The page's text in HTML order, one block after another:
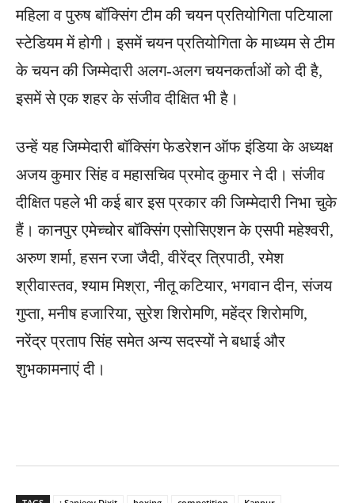
महिला व पुरुष बॉ​क्सिंग टीम की चयन प्रतियोगिता पटियाला
स्टेडियम में होगी। इसमें चयन प्रतियोगिता के माध्यम से टीम
के चयन की जिम्मेदारी अलग-अलग चयनकर्ताओं को दी है,
इसमें से एक शहर के संजीव दी​क्षित भी है।
उन्हें यह जिम्मेदारी बॉ​क्सिंग फेडरेशन ऑफ इंडिया के अध्यक्ष
अजय कुमार सिंह व महासचिव प्रमोद कुमार ने दी। संजीव
दीक्षित पहले भी कई बार इस प्रकार की जिम्मेदारी निभा चुके
हैं। कानपुर एमेच्चोर बॉ​क्सिंग एसोसिएशन के एसपी महेश्वरी,
अरुण शर्मा, हसन रजा जैदी, वीरेंद्र त्रिपाठी, रमेश
श्रीवास्तव, श्याम मिश्रा, नीतू कटियार, भगवान दीन, संजय
गुप्ता, मनीष हजारिया, सुरेश शिरोमणि, महेंद्र शिरोमणि,
नरेंद्र प्रताप सिंह समेत अन्य सदस्यों ने बधाई और
शुभकामनाएं दी।